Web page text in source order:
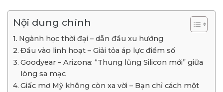
Nội dung chính
Ngành học thời đại – dẫn đầu xu hướng
Đầu vào linh hoạt – Giải tỏa áp lực điểm số
Goodyear – Arizona: “Thung lũng Silicon mới” giữa
lòng sa mạc
Giấc mơ Mỹ không còn xa vời – Bạn chỉ cách một